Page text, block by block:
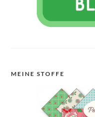
MEINE STOFFE